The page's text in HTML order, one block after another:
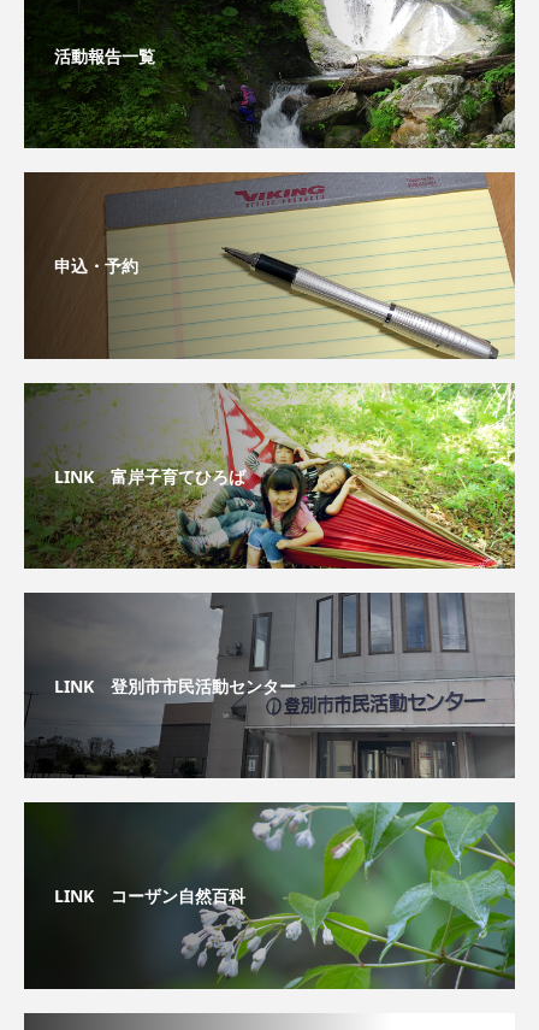
活動報告一覧
申込・予約
LINK 富岸子育てひろば
LINK 登別市市民活動センター
LINK コーザン自然百科